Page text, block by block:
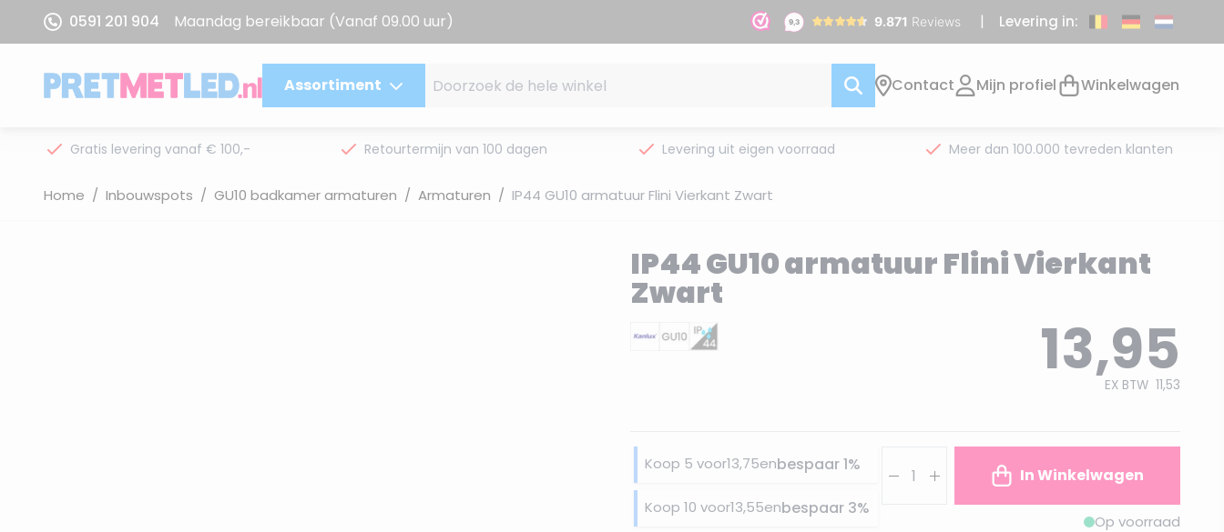
Ga naar de inhoud
0591 201 904 Maandag bereikbaar (Vanaf 09.00 uur) Levering in:
Assortiment Contact Mijn profiel Winkelwagen
Gratis levering vanaf € 100,- Retourtermijn van 100 dagen Levering uit eigen voorraad Meer dan 100.000 tevreden klanten
Home / Inbouwspots / GU10 badkamer armaturen / Armaturen / IP44 GU10 armatuur Flini Vierkant Zwart
IP44 GU10 armatuur Flini Vierkant
Zwart
13,95
EX BTW 11,53
Koop 5 voor13,75enbespaar1%
Koop 10 voor13,55enbespaar 3%
In Winkelwagen
Op voorraad